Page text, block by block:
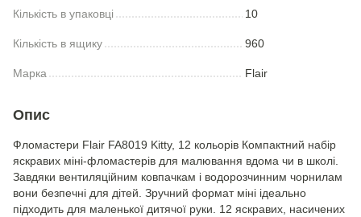
Кількість в упаковці 10
Кількість в ящику 960
Марка Flair
Опис
Фломастери Flair FA8019 Kitty, 12 кольорів Компактний набір
яскравих міні-фломастерів для малювання вдома чи в школі.
Завдяки вентиляційним ковпачкам і водорозчинним чорнилам
вони безпечні для дітей. Зручний формат міні ідеально
підходить для маленької дитячої руки. 12 яскравих, насичених